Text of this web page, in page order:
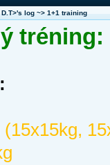
log ~> 1+1 training
tréning: